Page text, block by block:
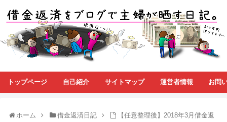
トップページ 自己紹介 サイトマップ 運営者情報 お問
ホーム 借金返済日記
【任意整理後】2018年3月借金返